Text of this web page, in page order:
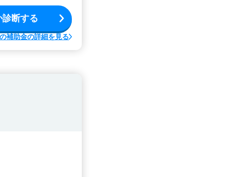
断する
補助金の詳細を見る